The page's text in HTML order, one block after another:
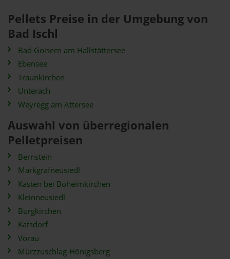
Pellets Preise in der Umgebung von
Bad Ischl
Bad Goisern am Hallstättersee
Ebensee
Traunkirchen
Unterach
Weyregg am Attersee
Auswahl von überregionalen
Pelletpreisen
Bernstein
Markgrafneusiedl
Kasten bei Böheimkirchen
Kleinneusiedl
Burgkirchen
Katsdorf
Vorau
Mürzzuschlag-Hönigsberg